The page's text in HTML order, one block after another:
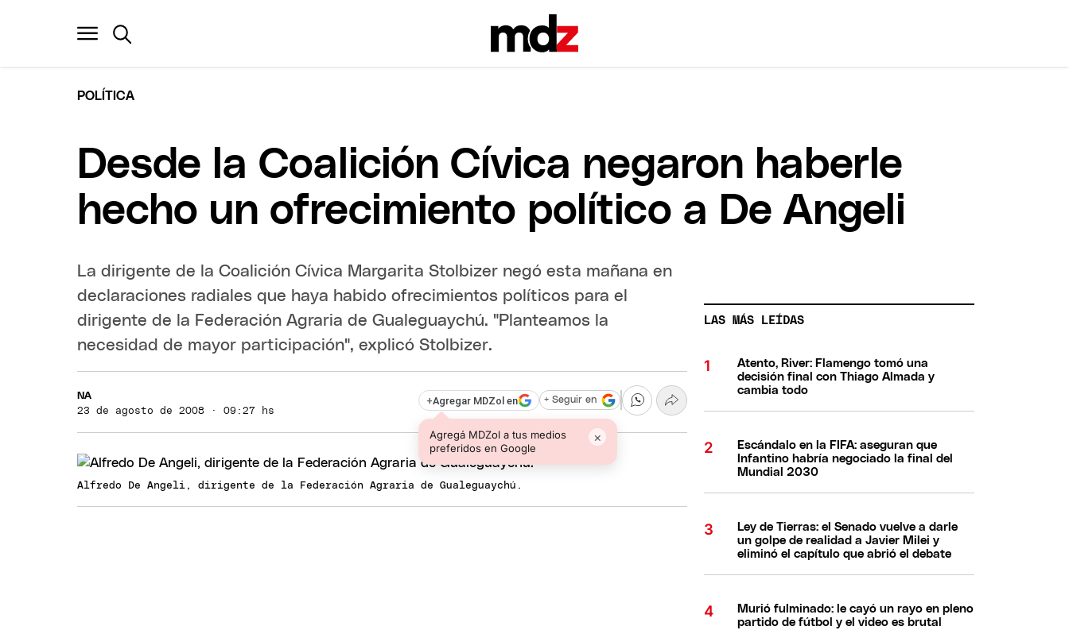
POLÍTICA
Desde la Coalición Cívica negaron haberle
hecho un ofrecimiento político a De Angeli
La dirigente de la Coalición Cívica Margarita Stolbizer negó esta mañana en
declaraciones radiales que haya habido ofrecimientos políticos para el
dirigente de la Federación Agraria de Gualeguaychú. "Planteamos la
necesidad de mayor participación", explicó Stolbizer.
NA
23 de agosto de 2008 · 09:27 hs
+Agregar MDZol en
Agregá MDZol a tus medios
preferidos en Google
×
+ Seguir en
Alfredo De Angeli, dirigente de la Federación Agraria de Gualeguaychú.
LAS MÁS LEÍDAS
Atento, River: Flamengo tomó una
decisión final con Thiago Almada y
cambia todo
Escándalo en la FIFA: aseguran que
Infantino habría negociado la final del
Mundial 2030
Ley de Tierras: el Senado vuelve a darle
un golpe de realidad a Javier Milei y
eliminó el capítulo que abrió el debate
Murió fulminado: le cayó un rayo en pleno
partido de fútbol y el video es brutal